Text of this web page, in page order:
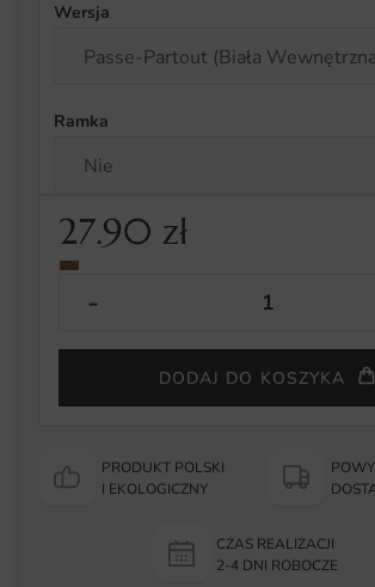
Wersja
Ramka
27.90 zł
DODAJ DO KOSZYKA
PRODUKT POLSKI
I EKOLOGICZNY
CZAS REALIZACJI
2-4 DNI ROBOCZE